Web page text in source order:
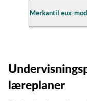
•
• Skibsmontør
• Smed
• Frisør
Merkantil eux-
•
•
læreplaner